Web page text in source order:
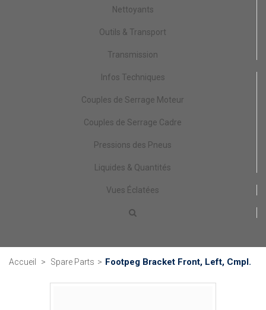
Nettoyants
Outils & Transport
Transmission
Infos Techniques
Couples de Serrage Moteur
Couples de Serrage Cadre
Pressions des Pneus
Liquides & Quantités
Vues Éclatées
Accueil > Spare Parts > Footpeg Bracket Front, Left, Cmpl.